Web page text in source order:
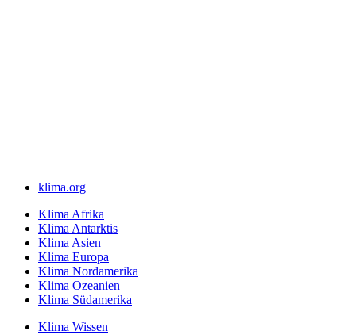
klima.org
Klima Afrika
Klima Antarktis
Klima Asien
Klima Europa
Klima Nordamerika
Klima Ozeanien
Klima Südamerika
Klima Wissen